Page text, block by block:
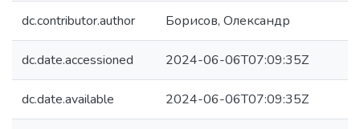
dc.contributor.author Борисов, Олександр
dc.date.accessioned 2024-06-06T07:09:35Z
dc.date.available 2024-06-06T07:09:35Z